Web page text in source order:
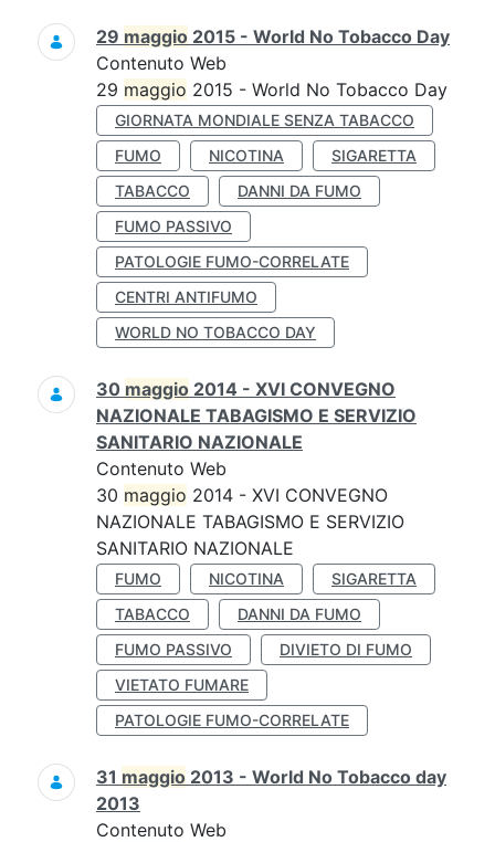
Ricerca
29 maggio 2015 - World No Tobacco Day
Contenuto Web
29 maggio 2015 - World No Tobacco Day
GIORNATA MONDIALE SENZA TABACCO
FUMO
NICOTINA
SIGARETTA
TABACCO
DANNI DA FUMO
FUMO PASSIVO
PATOLOGIE FUMO-CORRELATE
CENTRI ANTIFUMO
WORLD NO TOBACCO DAY
30 maggio 2014 - XVI CONVEGNO
NAZIONALE TABAGISMO E SERVIZIO
SANITARIO NAZIONALE
Contenuto Web
30 maggio 2014 - XVI CONVEGNO
NAZIONALE TABAGISMO E SERVIZIO
SANITARIO NAZIONALE
FUMO NICOTINA
SIGARETTA
TABACCO
DANNI DA FUMO
FUMO PASSIVO
DIVIETO DI FUMO
VIETATO FUMARE
PATOLOGIE FUMO-CORRELATE
31 maggio 2013 - World No Tobacco day
2013
Contenuto Web